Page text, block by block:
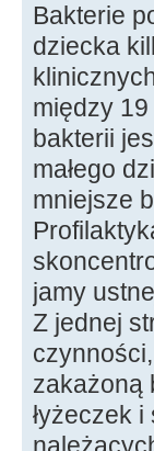
Bakterie
dziecka
między
bakterii
małego
mniejsze
jamy
Z jednej
zakażoną
łyżeczek